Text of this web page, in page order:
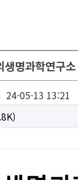
명과학연구소
24-05-13 13:21